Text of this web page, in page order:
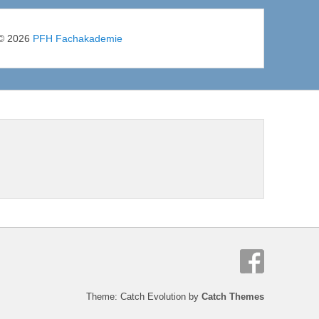
2026 PFH Fachakademie
Theme: Catch Evolution by Catch Themes